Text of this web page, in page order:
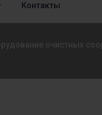
Контакты
очистных